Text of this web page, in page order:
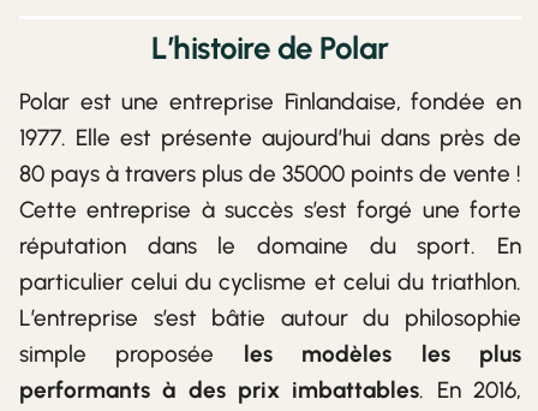
L’histoire de Polar
Polar est une entreprise Finlandaise, fondée en
1977. Elle est présente aujourd’hui dans près de
80 pays à travers plus de 35000 points de vente !
Cette entreprise à succès s’est forgé une forte
réputation dans le domaine du sport. En
particulier celui du cyclisme et celui du triathlon.
L’entreprise s’est bâtie autour du philosophie
simple proposée les modèles les plus
performants à des prix imbattables. En 2016,